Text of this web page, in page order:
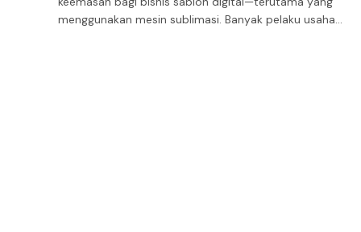
menggunakan mesin sublimasi. Banyak pelaku usaha…